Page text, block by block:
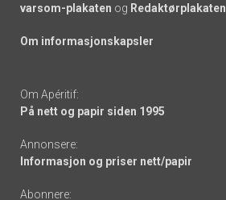
varsom-plakaten og Redaktørplakaten
Om informasjonskapsler
Om Apéritif:
På nett og papir siden 1995
Annonsere:
Informasjon og priser nett/papir
Abonnere: